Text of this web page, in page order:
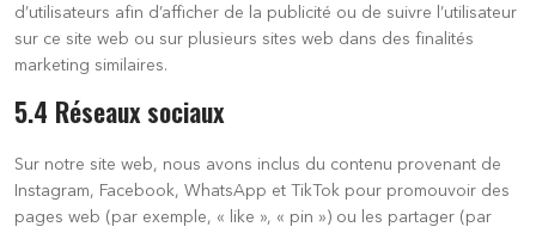
d’utilisateurs afin d’afficher de la publicité ou de suivre l’utilisateur
sur ce site web ou sur plusieurs sites web dans des finalités
marketing similaires.
5.4 Réseaux sociaux
Sur notre site web, nous avons inclus du contenu provenant de
Instagram, Facebook, WhatsApp et TikTok pour promouvoir des
pages web (par exemple, « like », « pin ») ou les partager (par